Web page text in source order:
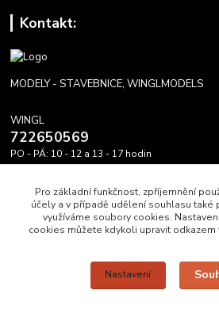
Kontakt:
MODELY - STAVEBNICE, WINGLMODELS
WINGL
722650569
PO - PÁ: 10 - 12 a 13 - 17 hodin
Upravit sběr
Pro základní funkčnost, zpříjemnění
účely a v případě udělení souhlasu také
využíváme soubory cookies.
cookies můžete kdykoli upravit
Nastavení